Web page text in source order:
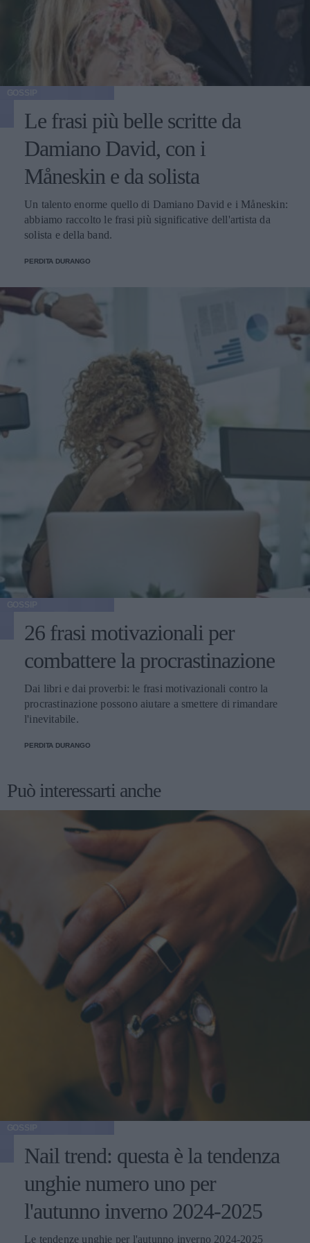
Le frasi più belle scritte da
Damiano David, con i
Måneskin e da solista
Un talento enorme quello di Damiano David e i Måneskin:
abbiamo raccolto le frasi più significative dell'artista da
solista e della band.
PERDITA DURANGO
26 frasi motivazionali per
combattere la procrastinazione
Dai libri e dai proverbi: le frasi motivazionali contro la
procrastinazione possono aiutare a smettere di rimandare
l'inevitabile.
PERDITA DURANGO
Può interessarti anche
Nail trend: questa è la tendenza
unghie numero uno per
l'autunno inverno 2024-2025
Le tendenze unghie per l'autunno inverno 2024-2025